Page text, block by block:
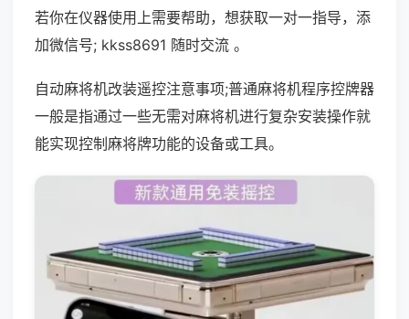
若你在仪器使用上需要帮助，想获取一对一指导，添
加微信号; kkss8691 随时交流 。
自动麻将机改装遥控注意事项;普通麻将机程序控牌器
一般是指通过一些无需对麻将机进行复杂安装操作就
能实现控制麻将牌功能的设备或工具。